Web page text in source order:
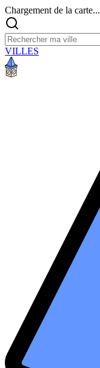
Chargement de la carte...
VILLES